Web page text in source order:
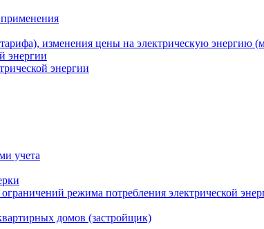
применения
изменения цены на электрическую энергию
энергии
энергии
учета
режима потребления электрической
домов (застройщик)